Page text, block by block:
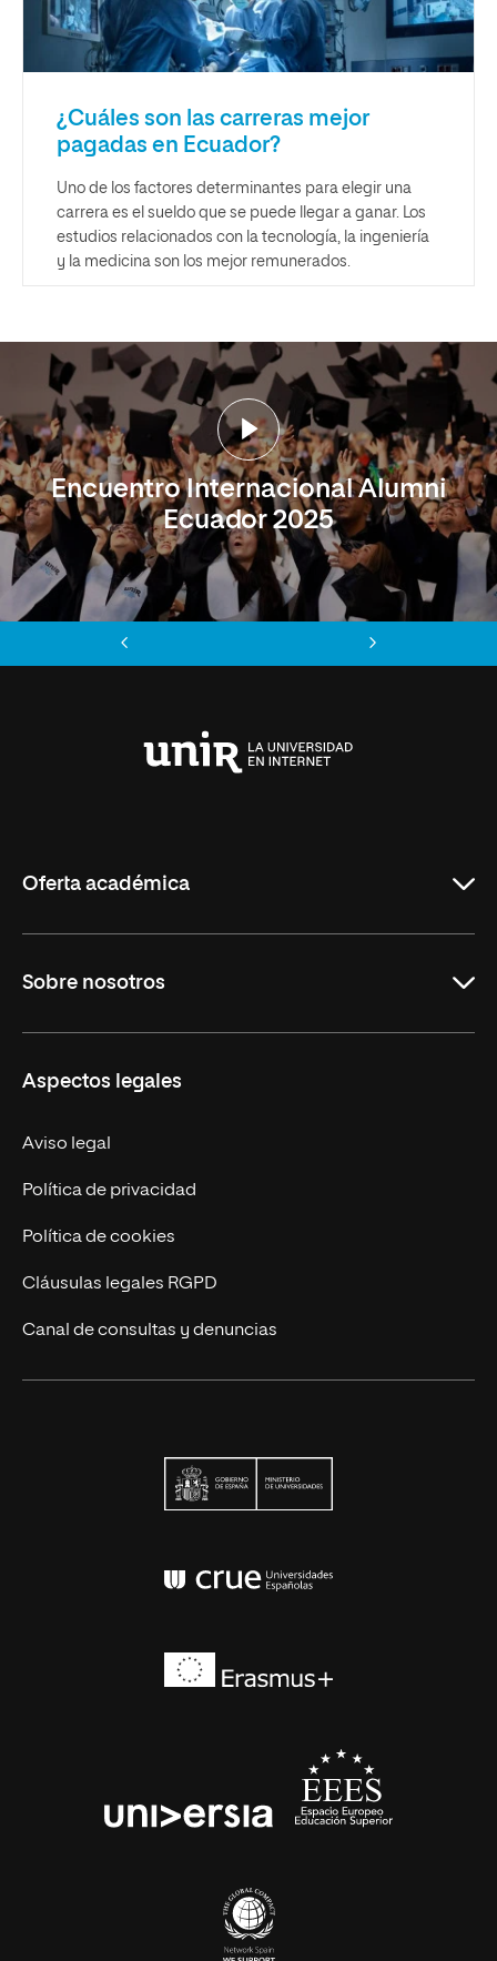
¿Cuáles son las carreras mejor
pagadas en Ecuador?
Uno de los factores determinantes para elegir una
carrera es el sueldo que se puede llegar a ganar. Los
estudios relacionados con la tecnología, la ingeniería
y la medicina son los mejor remunerados.
Encuentro Internacional Alumni
Ecuador 2025
Oferta académica
Formación Continua
Sobre nosotros
Trabaja en UNIR
Actualidad
Contáctanos
Aspectos legales
Aviso legal
Política de privacidad
Política de cookies
Cláusulas legales RGPD
Canal de consultas y denuncias